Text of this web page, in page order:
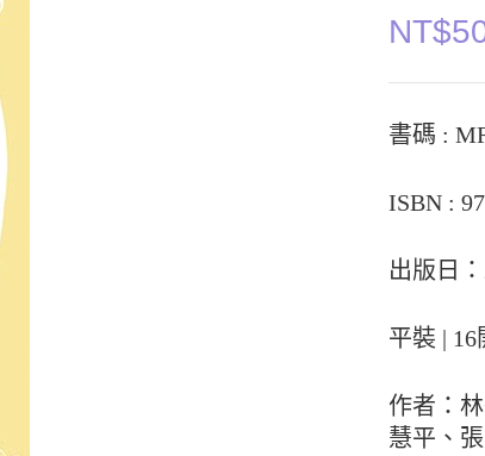
NT$
書碼 :
ISBN :
出版日
平裝 | 16
作者：
慧平、